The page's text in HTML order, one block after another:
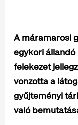
A máramarosi
egykori
felekezet
vonzotta a
gyűjteményi
való